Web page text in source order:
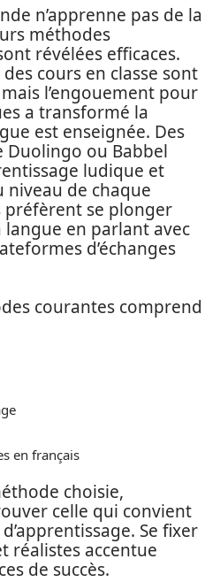
n’apprenne pas de la
méthodes
révélées efficaces.
cours en classe sont
l’engouement pour
a transformé la
est enseignée. Des
Duolingo ou Babbel
ludique et
de chaque
préfèrent se plonger
en parlant avec
d’échanges
courantes comprend
en français
choisie,
celle qui convient
Se fixer
réalistes accentue
de succès.